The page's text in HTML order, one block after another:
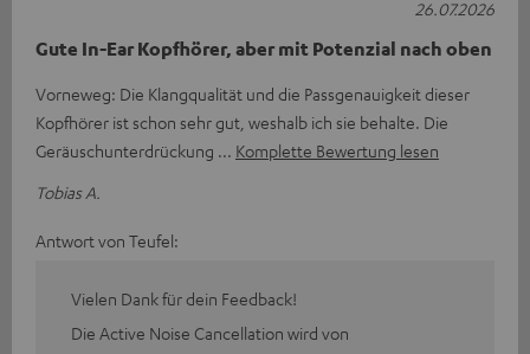
Gute In-Ear Kopfhörer, aber mit Potenzial nach oben
Vorneweg: Die Klangqualität und die Passgenauigkeit dieser
Kopfhörer ist schon sehr gut, weshalb ich sie behalte. Die
Geräuschunterdrückung
Komplette Bewertung lesen
Tobias A.
26.07.2026
Antwort von Teufel:
Vielen Dank für dein Feedback!
Die Active Noise Cancellation wird von